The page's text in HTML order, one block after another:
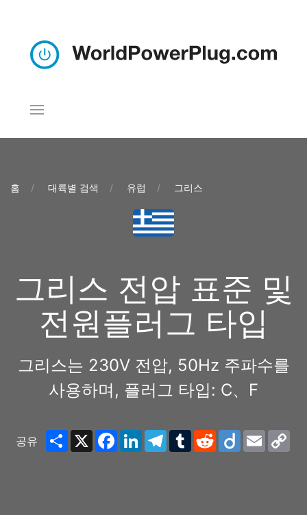
홈 대륙별 검색 유럽 그리스
그리스 전압 표준 및
전원플러그 타입
그리스는 230V 전압, 50Hz 주파수를
사용하며, 플러그 타입: C、F
공유 ShareX Facebook
LinkedInTelegram
TumblrRedditDiigo Email